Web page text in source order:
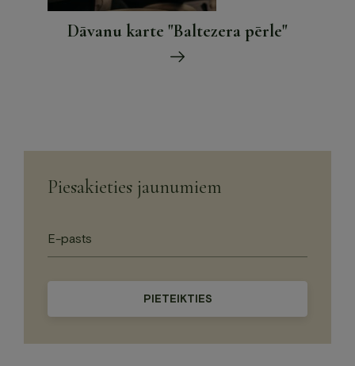
Dāvanu karte "Baltezera pērle"
Piesakieties jaunumiem